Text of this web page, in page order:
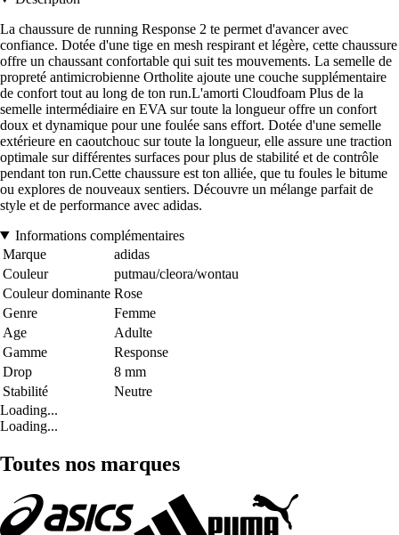
La chaussure de running Response 2 te permet d'avancer avec
confiance. Dotée d'une tige en mesh respirant et légère, cette chaussure
offre un chaussant confortable qui suit tes mouvements. La semelle de
propreté antimicrobienne Ortholite ajoute une couche supplémentaire
de confort tout au long de ton run.L'amorti Cloudfoam Plus de la
semelle intermédiaire en EVA sur toute la longueur offre un confort
doux et dynamique pour une foulée sans effort. Dotée d'une semelle
extérieure en caoutchouc sur toute la longueur, elle assure une traction
optimale sur différentes surfaces pour plus de stabilité et de contrôle
pendant ton run.Cette chaussure est ton alliée, que tu foules le bitume
ou explores de nouveaux sentiers. Découvre un mélange parfait de
style et de performance avec adidas.
Informations complémentaires
Marque
adidas
Couleur
putmau/cleora/wontau
Couleur dominante Rose
Genre
Femme
Age
Adulte
Gamme
Response
Drop
8 mm
Stabilité
Neutre
Loading...
Loading...
Toutes nos marques